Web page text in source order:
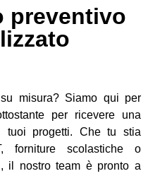
preventivo
misura? Siamo qui per
per ricevere una
tuoi progetti. Che tu stia
forniture scolastiche o
il nostro team è pronto a